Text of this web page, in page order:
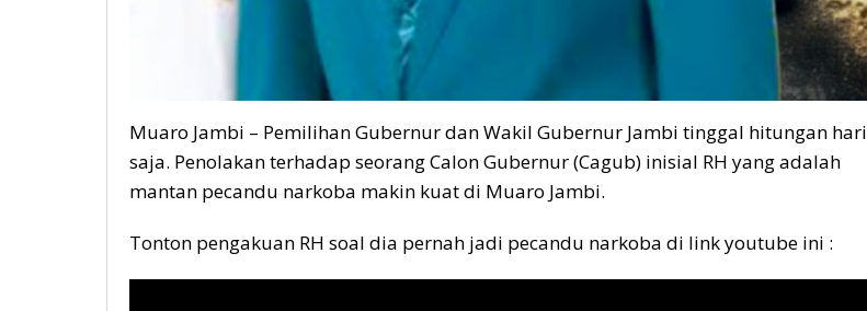
Muaro Jambi – Pemilihan Gubernur dan Wakil Gubernur Jambi tinggal hitungan hari
saja. Penolakan terhadap seorang Calon Gubernur (Cagub) inisial RH yang adalah
mantan pecandu narkoba makin kuat di Muaro Jambi.
Tonton pengakuan RH soal dia pernah jadi pecandu narkoba di link youtube ini :